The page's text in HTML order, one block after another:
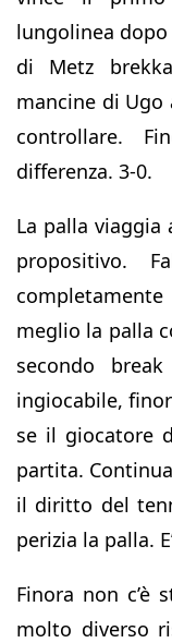
lungolinea
di Metz
mancine di
controllare.
differenza. 3-0.
La palla
propositivo.
meglio la palla
secondo
ingiocabile,
se il giocatore
partita.
il diritto del
perizia la palla.
Finora non c’è
molto diverso